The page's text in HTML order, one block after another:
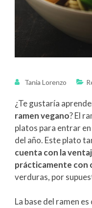
Tania Lorenzo
¿Te gustaría
ramen vegano? El
platos para entrar
del año. Este plato
cuenta con la
prácticamente con
verduras, por
La base del ramen